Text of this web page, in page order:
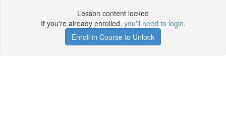
Lesson content locked
If you're already enrolled, you'll need to login.
Enroll in Course to Unlock